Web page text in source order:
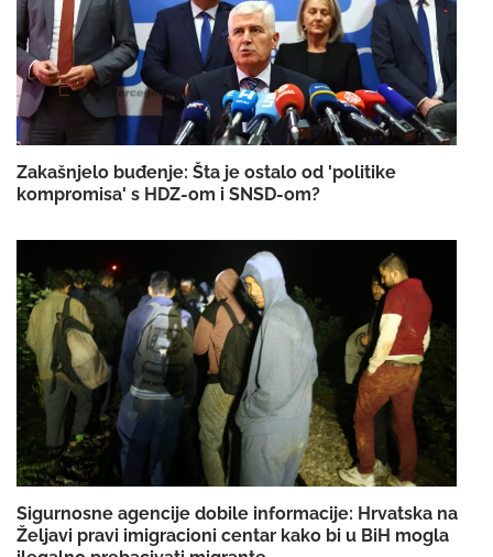
Zakašnjelo buđenje: Šta je ostalo od 'politike
kompromisa' s HDZ-om i SNSD-om?
Sigurnosne agencije dobile informacije: Hrvatska na
Željavi pravi imigracioni centar kako bi u BiH mogla